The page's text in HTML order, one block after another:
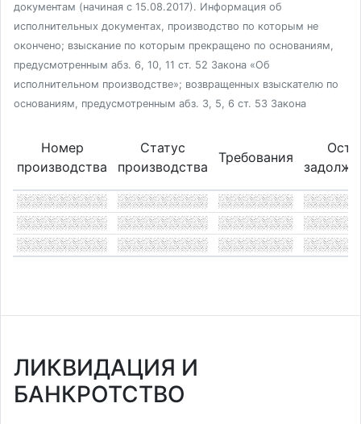
документам (начиная с 15.08.2017). Информация об
исполнительных документах, производство по которым не
окончено; взыскание по которым прекращено по основаниям,
предусмотренным абз. 6, 10, 11 ст. 52 Закона «Об
исполнительном производстве»; возвращенных взыскателю по
основаниям, предусмотренным абз. 3, 5, 6 ст. 53 Закона
Номер
производства
Статус
производства
Требования
ЛИКВИДАЦИЯ И
БАНКРОТСТВО